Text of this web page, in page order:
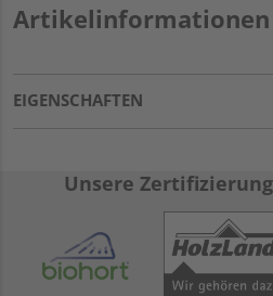
Artikelinformationen
EIGENSCHAFTEN
Unsere